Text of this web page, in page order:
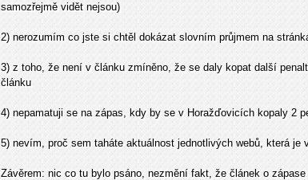
samozřejmě vidět nejsou)
2) nerozumím co jste si chtěl dokázat slovním průjmem na
3) z toho, že není v článku zmíněno, že se daly kopat další
článku
4) nepamatuji se na zápas, kdy by se v Horažďovicích kopaly 2
5) nevím, proč sem taháte aktuálnost jednotlivých webů, která je
Závěrem: nic co tu bylo psáno, nezmění fakt, že článek o